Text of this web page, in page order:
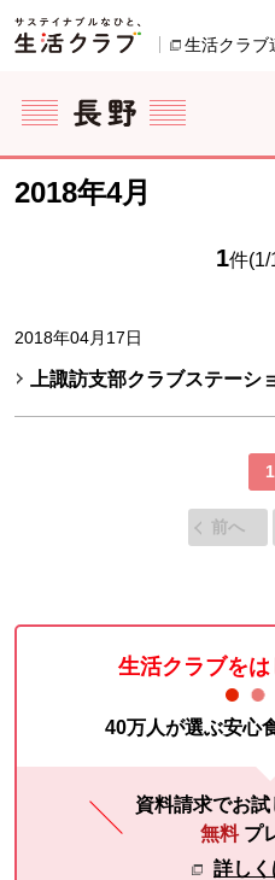
ページの先頭です。
生活クラブ
ここからサイト内共通メニュー
サイト内共通メニューをスキッ
サイト内共通メニューここまで
2018年4月
1件(1/
2018年04月17日
上諏訪支部クラブステーシ
1
前へ
生活クラブを
40万人が選ぶ安心
資料請求でお
無料 プ
詳しく